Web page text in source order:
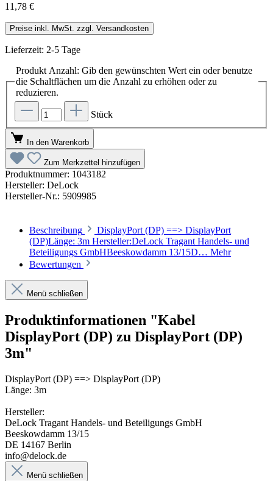
11,78 €
Preise inkl. MwSt. zzgl. Versandkosten
Lieferzeit: 2-5 Tage
Produkt Anzahl: Gib den gewünschten Wert ein oder benutze
die Schaltflächen um die Anzahl zu erhöhen oder zu
reduzieren.
Stück
In den Warenkorb
Zum Merkzettel hinzufügen
Produktnummer: 1043182
Hersteller: DeLock
Hersteller-Nr.: 5909985
Beschreibung
DisplayPort (DP) ==> DisplayPort
(DP)Länge: 3m Hersteller:DeLock Tragant Handels- und
Beteiligungs GmbHBeeskowdamm 13/15D… Mehr
Bewertungen
Menü schließen
Produktinformationen "Kabel
DisplayPort (DP) zu DisplayPort (DP)
3m"
DisplayPort (DP) ==> DisplayPort (DP)
Länge: 3m
Hersteller:
DeLock Tragant Handels- und Beteiligungs GmbH
Beeskowdamm 13/15
DE 14167 Berlin
info@delock.de
Menü schließen